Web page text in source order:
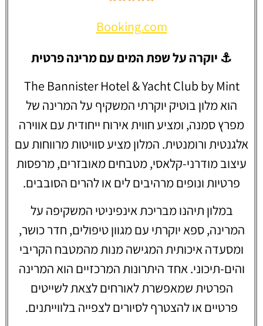
Booking.com
⚓ יוקרה על שפת המים עם מרינה פרטית
The Bannister Hotel & Yacht Club by Mint
הוא מלון בוטיק יוקרתי המשקיף על המרינה של
מפרץ סמנה, ומציע חווית אירוח ייחודית עם אווירה
אלגנטית ורומנטית. המלון מציע סוויטות מרווחות עם
עיצוב מודרני-קלאסי, מטבחים מאובזרים, מרפסות
פרטיות ונופים מרהיבים לים או להרים הסובבים.
במלון תיהנו מבריכת אינפיניטי המשקיפה על
המרינה, ספא יוקרתי עם מגוון טיפולים, חדר כושר,
ומסעדה איכותית המגישה מנות מהמטבח הקריבי
והים-תיכוני. אחד היתרונות המרכזיים הוא המרינה
הפרטית שמאפשרת לאורחים לצאת לשייטים
פרטיים או להצטרף לסיורים לצפייה בלווייתנים.